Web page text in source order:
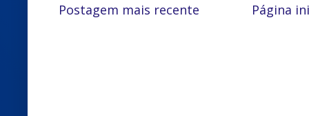
Postagem mais recente Página